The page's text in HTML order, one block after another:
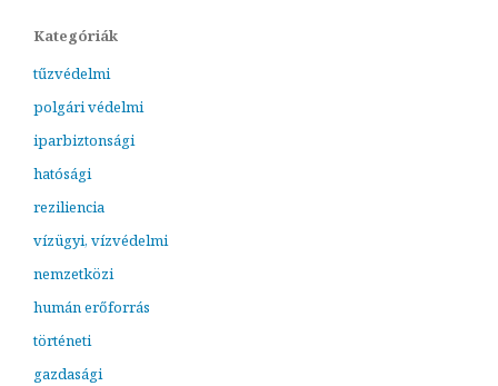
Kategóriák
tűzvédelmi
polgári védelmi
iparbiztonsági
hatósági
reziliencia
vízügyi, vízvédelmi
nemzetközi
humán erőforrás
történeti
gazdasági